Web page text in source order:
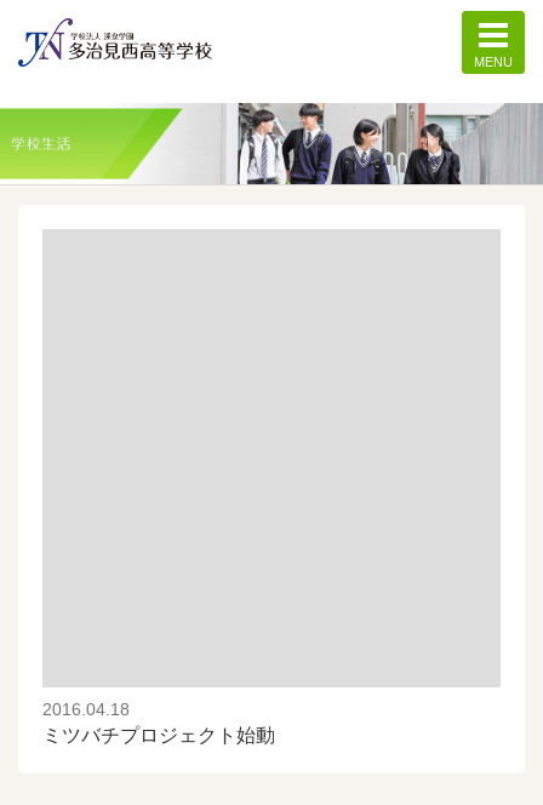
MENU
2016.04.18
ミツバチプロジェクト始動